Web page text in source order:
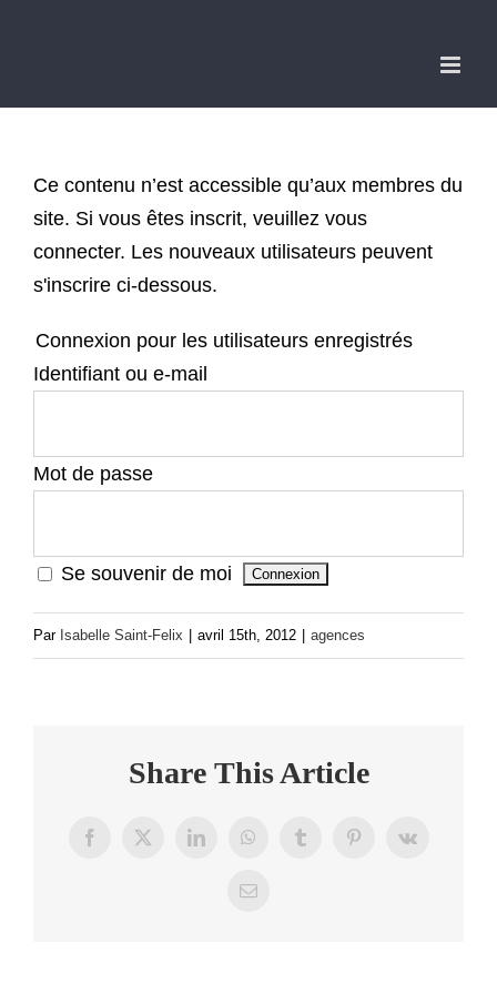
Ce contenu n’est accessible qu’aux membres du
site. Si vous êtes inscrit, veuillez vous
connecter. Les nouveaux utilisateurs peuvent
s'inscrire ci-dessous.
Connexion pour les utilisateurs enregistrés
Identifiant ou e-mail
Mot de passe
Se souvenir de moi
Par Isabelle Saint-Felix | avril 15th, 2012 | agences
Share This Article
Facebook
X LinkedInWhatsAppTumblrPinterestVk
Email